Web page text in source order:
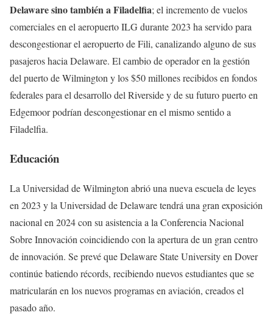
Delaware sino también a Filadelfia; el incremento de vuelos
comerciales en el aeropuerto ILG durante 2023 ha servido para
descongestionar el aeropuerto de Fili, canalizando alguno de sus
pasajeros hacia Delaware. El cambio de operador en la gestión
del puerto de Wilmington y los $50 millones recibidos en fondos
federales para el desarrollo del Riverside y de su futuro puerto en
Edgemoor podrían descongestionar en el mismo sentido a
Filadelfia.
Educación
La Universidad de Wilmington abrió una nueva escuela de leyes
en 2023 y la Universidad de Delaware tendrá una gran exposición
nacional en 2024 con su asistencia a la Conferencia Nacional
Sobre Innovación coincidiendo con la apertura de un gran centro
de innovación. Se prevé que Delaware State University en Dover
continúe batiendo récords, recibiendo nuevos estudiantes que se
matricularán en los nuevos programas en aviación, creados el
pasado año.